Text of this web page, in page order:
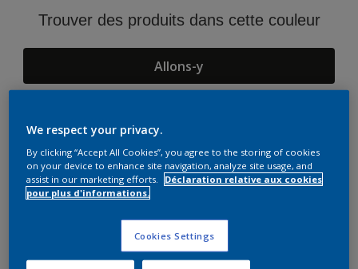
Trouver des produits dans cette couleur
Allons-y
Suggestions d'Harmonies
We respect your privacy.
By clicking “Accept All Cookies”, you agree to the storing of cookies
on your device to enhance site navigation, analyze site usage, and
assist in our marketing efforts.
Déclaration relative aux cookies
pour plus d'informations.
Cookies Settings